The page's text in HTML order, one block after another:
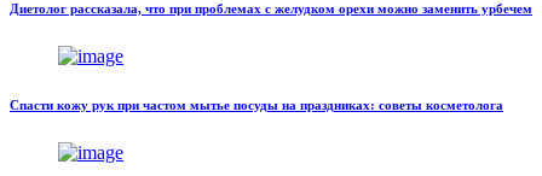
Диетолог рассказала, что при проблемах с желудком орехи можно заменить урбечем
Спасти кожу рук при частом мытье посуды на праздниках: советы косметолога